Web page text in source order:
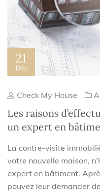
21
Déc
Check My House
Les raisons
un expert en
La contre-visite
votre nouvelle maison,
expert en bâtiment.
pouvez leur demander